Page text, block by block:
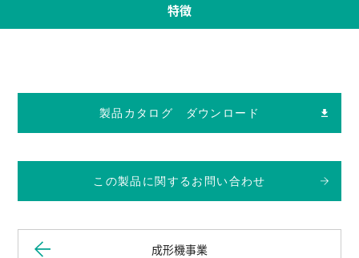
特徴
製品カタログ ダウンロード
この製品に関するお問い合わせ
成形機事業